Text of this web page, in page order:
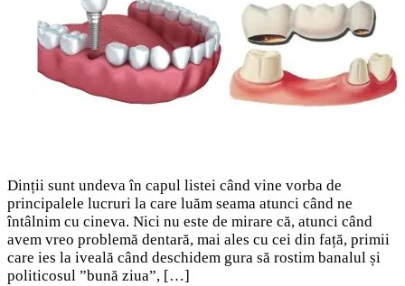
Dinții sunt undeva în capul listei când vine vorba de
principalele lucruri la care luăm seama atunci când ne
întâlnim cu cineva. Nici nu este de mirare că, atunci când
avem vreo problemă dentară, mai ales cu cei din față, primii
care ies la iveală când deschidem gura să rostim banalul și
politicosul ”bună ziua”, […]